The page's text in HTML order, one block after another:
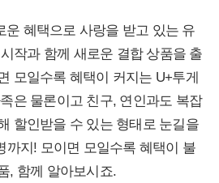
운 혜택으로 사랑을 받고 있는 유
작과 함께 새로운 결합 상품을 출
모일수록 혜택이 커지는 U+투게
은 물론이고 친구, 연인과도 복잡
할인받을 수 있는 형태로 눈길을
까지! 모이면 모일수록 혜택이 불
, 함께 알아보시죠.